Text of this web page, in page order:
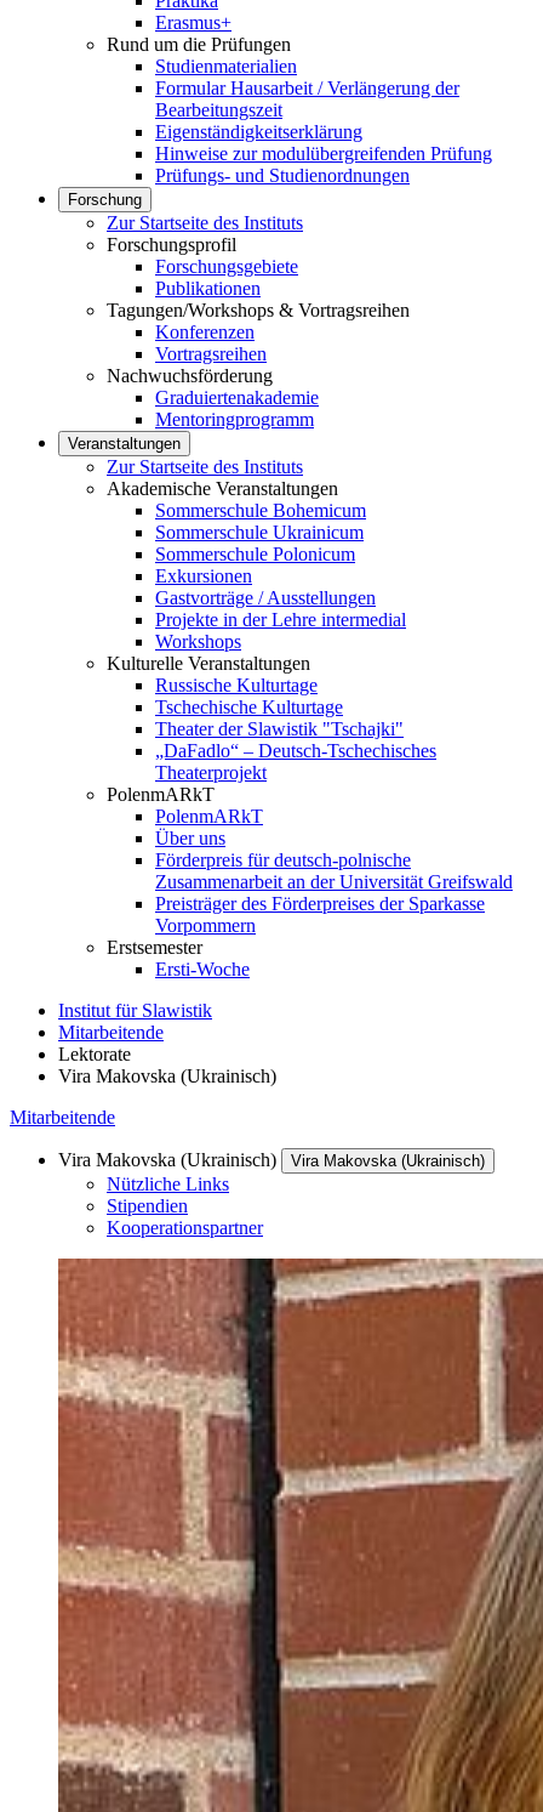
Erasmus+
Rund um die Prüfungen
Studienmaterialien
Formular Hausarbeit / Verlängerung der
Bearbeitungszeit
Eigenständigkeitserklärung
Hinweise zur modulübergreifenden Prüfung
Prüfungs- und Studienordnungen
Forschung
Zur Startseite des Instituts
Forschungsprofil
Forschungsgebiete
Publikationen
Tagungen/Workshops & Vortragsreihen
Konferenzen
Vortragsreihen
Nachwuchsförderung
Graduiertenakademie
Mentoringprogramm
Veranstaltungen
Zur Startseite des Instituts
Akademische Veranstaltungen
Sommerschule Bohemicum
Sommerschule Ukrainicum
Sommerschule Polonicum
Exkursionen
Gastvorträge / Ausstellungen
Projekte in der Lehre intermedial
Workshops
Kulturelle Veranstaltungen
Russische Kulturtage
Tschechische Kulturtage
Theater der Slawistik "Tschajki"
„DaFadlo“ – Deutsch-Tschechisches
Theaterprojekt
PolenmARkT
PolenmARkT
Über uns
Förderpreis für deutsch-polnische
Zusammenarbeit an der Universität Greifswald
Preisträger des Förderpreises der Sparkasse
Vorpommern
Erstsemester
Ersti-Woche
Institut für Slawistik
Mitarbeitende
Lektorate
Vira Makovska (Ukrainisch)
Mitarbeitende
Vira Makovska (Ukrainisch) Vira Makovska (Ukrainisch)
Nützliche Links
Stipendien
Kooperationspartner